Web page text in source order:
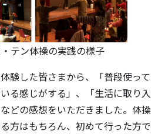
テン体操の実践の様子
験した皆さまから、「普段使って
る感じがする」、「生活に取り入
どの感想をいただきました。体操
方はもちろん、初めて行った方で